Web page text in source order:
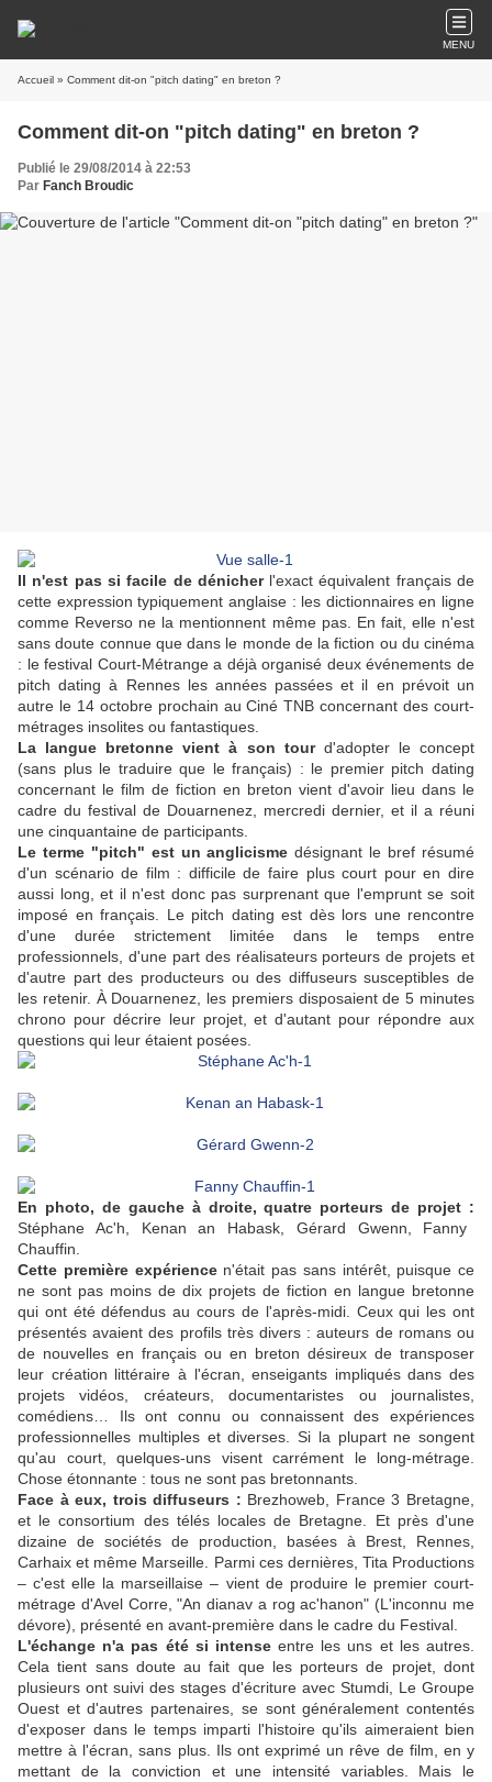
MENU
Accueil » Comment dit-on "pitch dating" en breton ?
Comment dit-on "pitch dating" en breton ?
Publié le 29/08/2014 à 22:53
Par Fanch Broudic
Il n'est pas si facile de dénicherl'exact équivalent français de
cette expression typiquement anglaise : les dictionnaires en ligne
comme Reverso ne la mentionnent même pas. En fait, elle n'est
sans doute connue que dans le monde de la fiction ou du cinéma
: le festival Court-Métrange a déjà organisé deux événements de
pitch dating à Rennes les années passées et il en prévoit un
autre le 14 octobre prochain au Ciné TNB concernant des court-
métrages insolites ou fantastiques.
La langue bretonne vient à son tourd'adopter le concept
(sans plus le traduire que le français) : le premier pitch dating
concernant le film de fiction en breton vient d'avoir lieu dans le
cadre du festival de Douarnenez, mercredi dernier, et il a réuni
une cinquantaine de participants.
Le terme "pitch" est un anglicisme désignant le bref résumé
d'un scénario de film : difficile de faire plus court pour en dire
aussi long, et il n'est donc pas surprenant que l'emprunt se soit
imposé en français. Le pitch dating est dès lors une rencontre
d'une durée strictement limitée dans le temps entre
professionnels, d'une part des réalisateurs porteurs de projets et
d'autre part des producteurs ou des diffuseurs susceptibles de
les retenir. À Douarnenez, les premiers disposaient de 5 minutes
chrono pour décrire leur projet, et d'autant pour répondre aux
questions qui leur étaient posées.
En photo, de gauche à droite, quatre porteurs de projet :
Stéphane Ac'h, Kenan an Habask, Gérard Gwenn, Fanny
Chauffin.
Cette première expériencen'était pas sans intérêt, puisque ce
ne sont pas moins de dix projets de fiction en langue bretonne
qui ont été défendus au cours de l'après-midi. Ceux qui les ont
présentés avaient des profils très divers : auteurs de romans ou
de nouvelles en français ou en breton désireux de transposer
leur création littéraire à l'écran, enseigants impliqués dans des
projets vidéos, créateurs, documentaristes ou journalistes,
comédiens… Ils ont connu ou connaissent des expériences
professionnelles multiples et diverses. Si la plupart ne songent
qu'au court, quelques-uns visent carrément le long-métrage.
Chose étonnante : tous ne sont pas bretonnants.
Face à eux, trois diffuseurs : Brezhoweb, France 3 Bretagne,
et le consortium des télés locales de Bretagne. Et près d'une
dizaine de sociétés de production, basées à Brest, Rennes,
Carhaix et même Marseille. Parmi ces dernières, Tita Productions
– c'est elle la marseillaise – vient de produire le premier court-
métrage d'Avel Corre, "An dianav a rog ac'hanon" (L'inconnu me
dévore), présenté en avant-première dans le cadre du Festival.
L'échange n'a pas été si intenseentre les uns et les autres.
Cela tient sans doute au fait que les porteurs de projet, dont
plusieurs ont suivi des stages d'écriture avec Stumdi, Le Groupe
Ouest et d'autres partenaires, se sont généralement contentés
d'exposer dans le temps imparti l'histoire qu'ils aimeraient bien
mettre à l'écran, sans plus. Ils ont exprimé un rêve de film, en y
mettant de la conviction et une intensité variables. Mais le